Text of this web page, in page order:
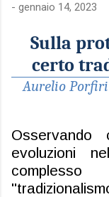
- gennaio 14, 2023
Sulla
certo
Aurelio
evoluzioni